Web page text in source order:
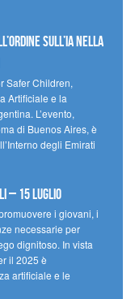
sull’IA nella
Safer Children,
Artificiale e la
L’evento,
di Buenos Aires, è
degli Emirati
– 15 luglio
i giovani, i
necessarie per
dignitoso. In vista
il 2025 è
artificiale e le